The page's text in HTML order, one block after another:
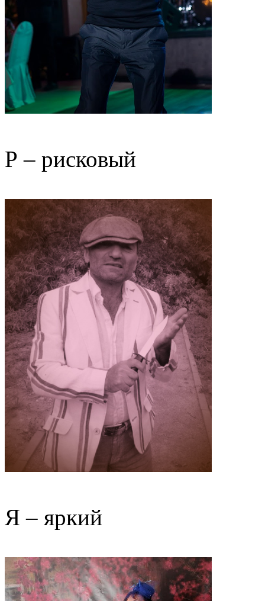
Р – рисковый
Я – яркий